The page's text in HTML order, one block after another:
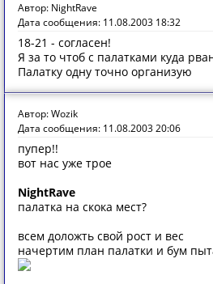
Автор: NightRave
Дата сообщения: 11.08.2003 18:32
18-21 - согласен!
Я за то чтоб с палатками куда
Палатку одну точно организую
Автор: Wozik
Дата сообщения: 11.08.2003 20:06
пупер!!
вот нас уже трое
NightRave
палатка на скока мест?
всем доложть свой рост и вес
начертим план палатки и бум